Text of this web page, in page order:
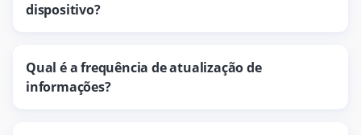
dispositivo?
Qual é a frequência de atualização de
informações?